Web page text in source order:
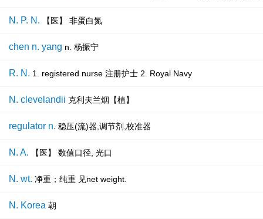
N. P. N. 【医】 非蛋白氮
chen n. yang n. 杨振宁
R. N. 1. registered nurse 注册护士 2. Royal Navy
N. clevelandii 克利夫兰烟【植】
regulator n. 稳压(流)器,调节剂,校准器
N. A. 【医】 数值口径, 光口
N. wt. 净重；纯重 见net weight.
N. Korea 朝